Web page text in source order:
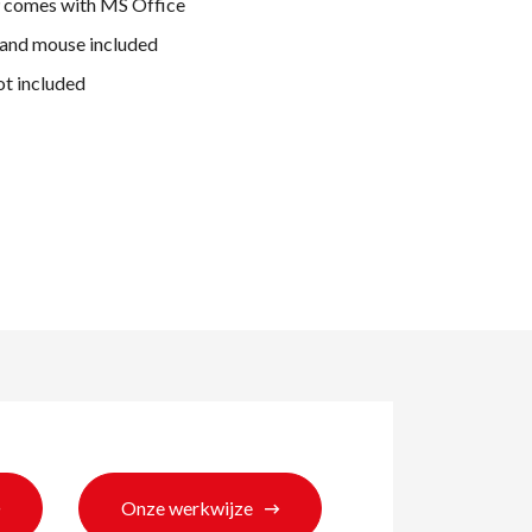
mouse included
included
Onze werkwijze